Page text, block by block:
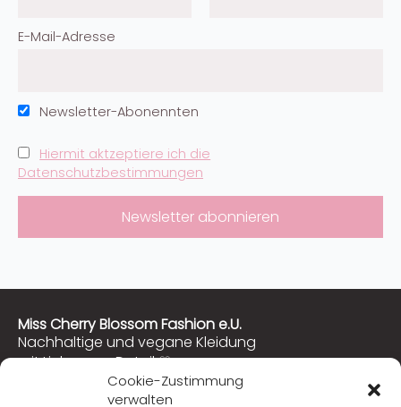
Cookie-Zustimmung
verwalten
E-Mail-Adresse
Newsletter-Abonennten
Hiermit aktzeptiere ich die
Datenschutzbestimmungen
Miss Cherry Blossom Fashion e.U.
Nachhaltige und vegane Kleidung
mit Liebe zum Detail ♡